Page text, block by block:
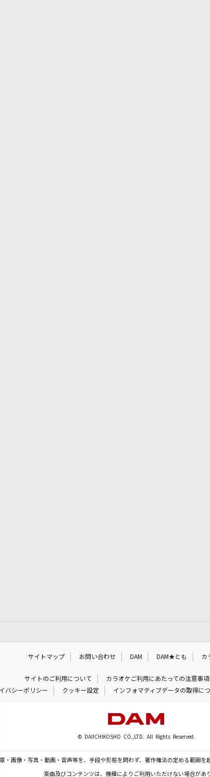
サイトマップ お問い合わせ DAM DAM★とも カ
サイトのご利用について カラオケご利用にあたっての注意事項
バシーポリシー クッキー設定 インフォマティブデータの取得に
© DAIICHIKOSHO CO.,LTD. All Rights Reserved.
・画像・写真・動画・音声等を、手段や形態を問わず、著作権法の定める範囲を
楽曲及びコンテンツは、機種によりご利用いただけない場合があ